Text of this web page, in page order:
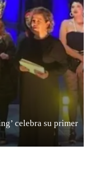
celebra su primer